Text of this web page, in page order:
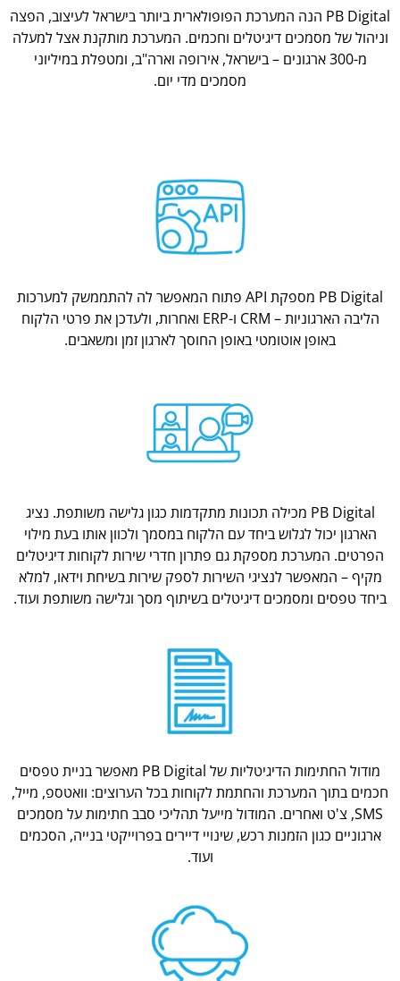
PB Digital הנה המערכת הפופולארית ביותר בישראל לעיצוב, הפצה
וניהול של מסמכים דיגיטלים וחכמים. המערכת מותקנת אצל למעלה
מ-300 ארגונים – בישראל, אירופה וארה"ב, ומטפלת במיליוני
מסמכים מדי יום.
PB Digital מספקת API פתוח המאפשר לה להתממשק למערכות
הליבה הארגוניות – CRM ו-ERP ואחרות, ולעדכן את פרטי הלקוח
באופן אוטומטי באופן החוסך לארגון זמן ומשאבים.
PB Digital מכילה תכונות מתקדמות כגון גלישה משותפת. נציג
הארגון יכול לגלוש ביחד עם הלקוח במסמך ולכוון אותו בעת מילוי
הפרטים. המערכת מספקת גם פתרון חדרי שירות לקוחות דיגיטלים
מקיף – המאפשר לנציגי השירות לספק שירות בשיחת וידאו, למלא
ביחד טפסים ומסמכים דיגיטלים בשיתוף מסך וגלישה משותפת ועוד.
מודול החתימות הדיגיטליות של PB Digital מאפשר בניית טפסים
חכמים בתוך המערכת והחתמת לקוחות בכל הערוצים: וואטספ, מייל,
SMS, צ'ט ואחרים. המודול מייעל תהליכי סבב חתימות על מסמכים
ארגוניים כגון הזמנות רכש, שינויי דיירים בפרוייקטי בנייה, הסכמים
ועוד.